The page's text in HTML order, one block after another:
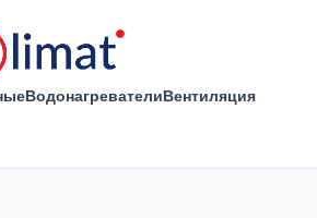
ВодонагревателиВентиляция